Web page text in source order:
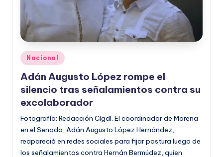
Publicado
en
Nacional
Adán Augusto López rompe el
silencio tras señalamientos contra su
excolaborador
Fotografía: Redacción CIgdl. El coordinador de Morena
en el Senado, Adán Augusto López Hernández,
reapareció en redes sociales para fijar postura luego de
los señalamientos contra Hernán Bermúdez, quien